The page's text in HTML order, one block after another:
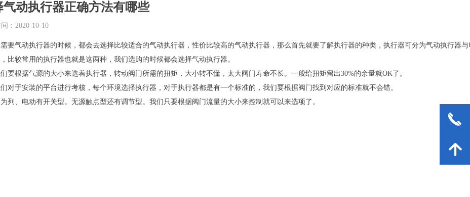
气动执行器正确方法有哪些
要气动执行器的时候，都会去选择比较适合的气动执行器，性价比较高的气动执行器，那么首先就要了解执行器的种类，执行器可分为气动执行器与
比较常用的执行器也就是这两种，我们选购的时候都会选择气动执行器。
要根据气源的大小来选着执行器，转动阀门所需的扭矩，大小转不懂，太大阀门寿命不长。一般给扭矩留出30%的余量就OK了。
对于安装的平台进行考核，每个环境选择执行器，对于执行器都是有一个标准的，我们要根据阀门找到对应的标准就不会错。
列、电动有开关型。无源触点型还有调节型。我们只要根据阀门流量的大小来控制就可以来选项了。
： 2020-10-10
끅
녕